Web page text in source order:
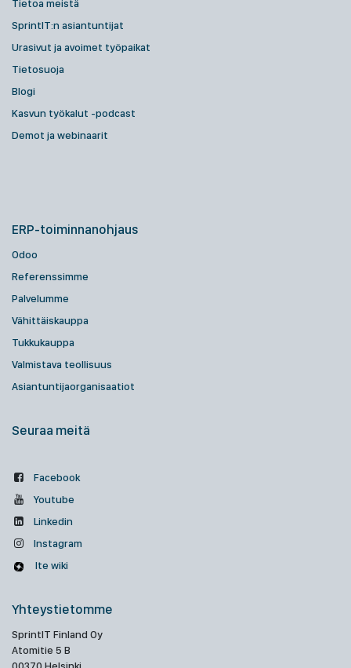
Tietoa meistä
SprintIT:n asiantuntijat
Urasivut ja avoimet työpaikat
Tietosuoja
Blogi
Kasvun työkalut -podcast
Demot ja webinaarit
ERP-toiminnanohjaus
Odoo
Referenssimme
Palvelumme
Vähittäiskauppa
Tukkukauppa
Valmistava teollisuus
Asiantuntijaorganisaatiot
Seuraa meitä
Facebook
Youtube
Linkedin
Instagram
Ite wiki
Yhteystietomme
SprintIT Finland Oy
Atomitie 5 B